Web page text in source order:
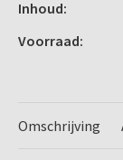
applicators.
afgegeven op
Constante
Inhoud:
Voorraad:
Omschrijving